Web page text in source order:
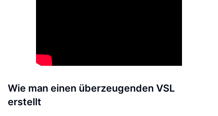
Wie man einen überzeugenden VSL
erstellt